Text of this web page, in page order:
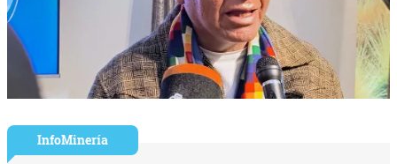
InfoMinería